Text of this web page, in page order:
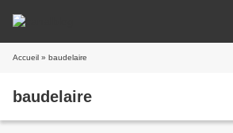
Accueil » baudelaire
baudelaire